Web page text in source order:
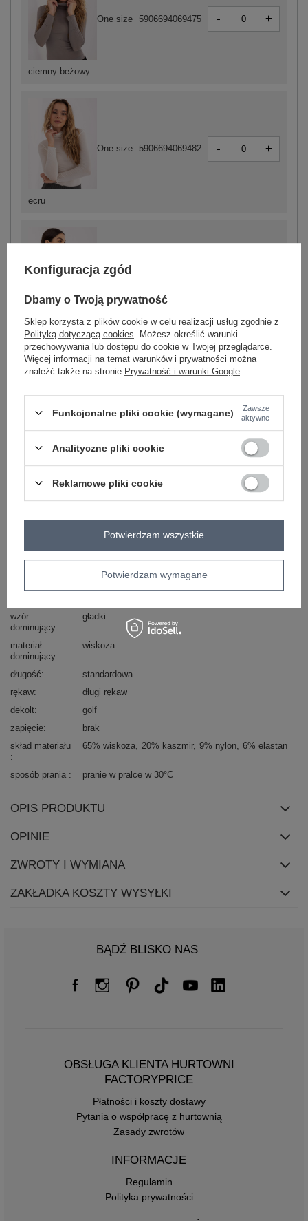
ciemny beżowy
One size 5906694069475 - +
ecru
One size 5906694069482 - +
bordowy
One size
Masz pytanie? Chętnie pomożemy.
nylon, 6% elastan
typ produktu
longsleeve golf bluzka dopasowana
elegancki
wzór
dominujący
gładki
materiał
dominujący
wiskoza
długość
standardowa
rękaw
długi rękaw
dekolt
golf
zapięcie
brak
skład materiału
65% wiskoza 20% kaszmir 9% nylon 6% elastan
sposób prania pranie w pralce w 30°C
OPIS PRODUKTU
OPINIE
ZWROTY I WYMIANA
ZAKŁADKA KOSZTY WYSYŁKI
BĄDŹ BLISKO NAS
OBSŁUGA KLIENTA HURTOWNI
FACTORYPRICE
Płatności i koszty dostawy
Pytania o współpracę z hurtownią
Zasady zwrotów
INFORMACJE
Regulamin
Polityka prywatności
Konfiguracja zgód
Dbamy o Twoją prywatność
Sklep korzysta z plików cookie w celu realizacji usług zgodnie z
Polityką dotyczącą cookies . Możesz określić warunki
przechowywania lub dostępu do cookie w Twojej przeglądarce.
Więcej informacji na temat warunków i prywatności można
znaleźć także na stronie Prywatność i warunki Google
Funkcjonalne pliki cookie (wymagane)
Zawsze
aktywne
Analityczne pliki cookie
Reklamowe pliki cookie
Potwierdzam wymagane
Potwierdzam wszystkie